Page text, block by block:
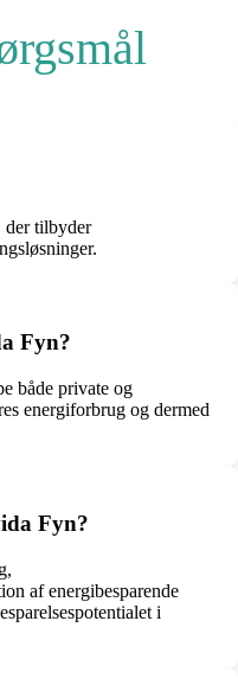
der tilbyder
Fyn?
både private og
energiforbrug og dermed
Fyn?
af energibesparende
i